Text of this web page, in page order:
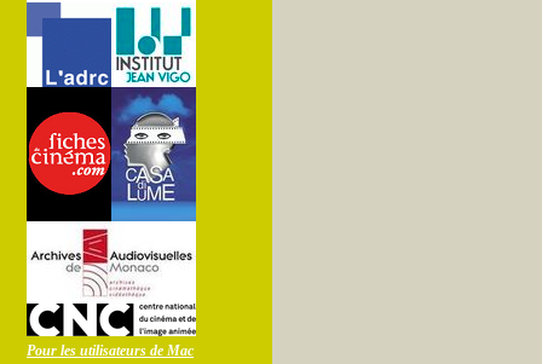
Pour les utilisateurs de Mac